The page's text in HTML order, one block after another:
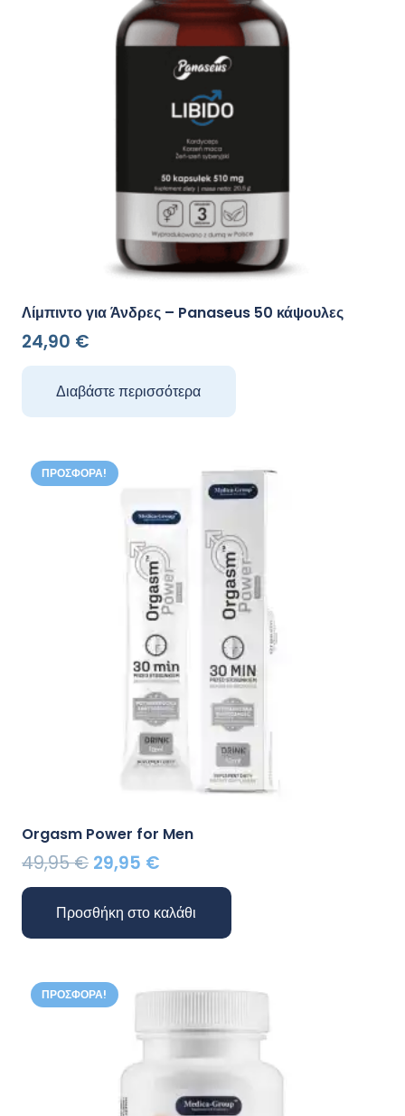
Λίμπιντο για Άνδρες – Panaseus 50 κάψουλες
24,90 €
Διαβάστε περισσότερα
ΠΡΟΣΦΟΡΆ!
Orgasm Power for Men
49,95€ Original
price
was:
49,95 €.
29,95 €
τρέχουσα
τιμή
είναι:
Προσθήκη στο καλάθι
ΠΡΟΣΦΟΡΆ!